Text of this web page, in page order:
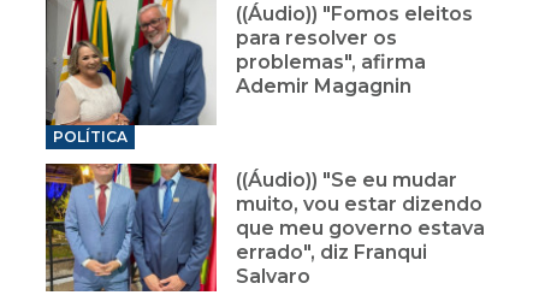
((Áudio)) "Fomos eleitos
para resolver os
problemas", afirma
Ademir Magagnin
POLÍTICA
((Áudio)) "Se eu mudar
muito, vou estar dizendo
que meu governo estava
errado", diz Franqui
Salvaro